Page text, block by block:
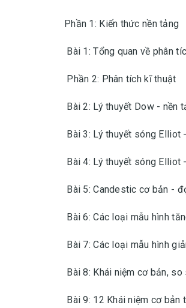
Phần 1: Kiến thức nền tảng
Bài 1: Tổng quan về phân
Phần 2: Phân tích kĩ thuật
Bài 2: Lý thuyết Dow - nền
Bài 3: Lý thuyết sóng Elliot
Bài 4: Lý thuyết sóng Elliot
Bài 5: Candestic cơ bản -
Bài 6: Các loại mẫu hình
Bài 7: Các loại mẫu hình
Bài 8: Khái niệm cơ bản,
Bài 9: 12 Khái niệm cơ